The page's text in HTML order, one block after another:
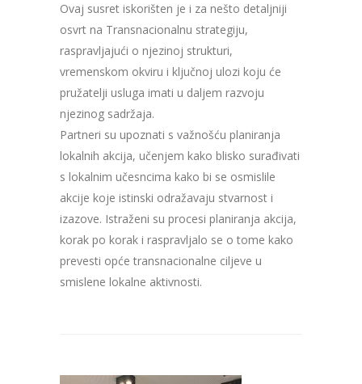
Ovaj susret iskorišten je i za nešto detaljniji
osvrt na Transnacionalnu strategiju,
raspravljajući o njezinoj strukturi,
vremenskom okviru i ključnoj ulozi koju će
pružatelji usluga imati u daljem razvoju
njezinog sadržaja.
Partneri su upoznati s važnošću planiranja
lokalnih akcija, učenjem kako blisko surađivati
​​s lokalnim učesncima kako bi se osmislile
akcije koje istinski odražavaju stvarnost i
izazove. Istraženi su procesi planiranja akcija,
korak po korak i raspravljalo se o tome kako
prevesti opće transnacionalne ciljeve u
smislene lokalne aktivnosti.